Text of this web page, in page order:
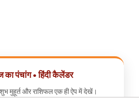
पंचांग • हिंदी कैलेंडर
शुभ मुहूर्त और राशिफल एक ही ऐप में देखें।